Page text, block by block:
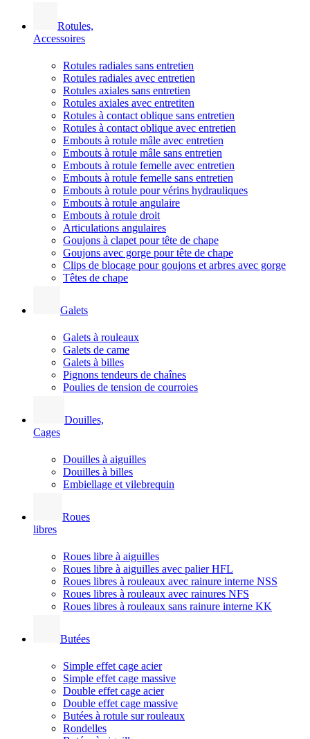
Rotules,
Accessoires
Rotules radiales sans entretien
Rotules radiales avec entretien
Rotules axiales sans entretien
Rotules axiales avec entretiten
Rotules à contact oblique sans entretien
Rotules à contact oblique avec entretien
Embouts à rotule mâle avec entretien
Embouts à rotule mâle sans entretien
Embouts à rotule femelle avec entretien
Embouts à rotule femelle sans entretien
Embouts à rotule pour vérins hydrauliques
Embouts à rotule angulaire
Embouts à rotule droit
Articulations angulaires
Goujons à clapet pour tête de chape
Goujons avec gorge pour tête de chape
Clips de blocage pour goujons et arbres avec gorge
Têtes de chape
Galets
Galets à rouleaux
Galets de came
Galets à billes
Pignons tendeurs de chaînes
Poulies de tension de courroies
Douilles,
Cages
Douilles à aiguilles
Douilles à billes
Embiellage et vilebrequin
Roues
libres
Roues libre à aiguilles
Roues libre à aiguilles avec palier HFL
Roues libres à rouleaux avec rainure interne NSS
Roues libres à rouleaux avec rainures NFS
Roues libres à rouleaux sans rainure interne KK
Butées
Simple effet cage acier
Simple effet cage massive
Double effet cage acier
Double effet cage massive
Butées à rotule sur rouleaux
Rondelles